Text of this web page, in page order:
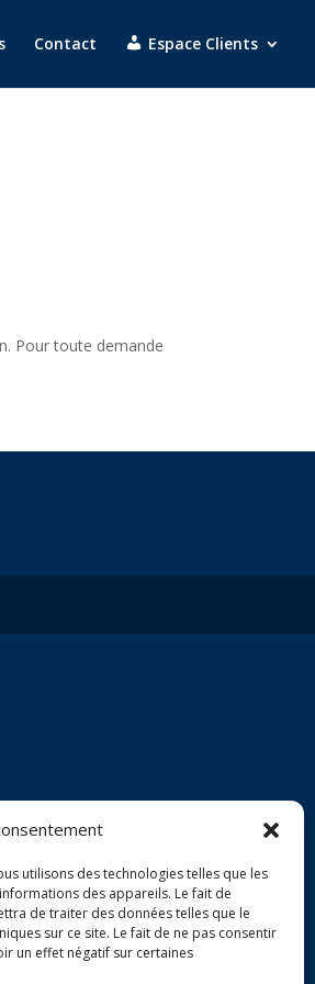
utilisons des technologies telles que les
des appareils. Le fait de
de traiter des données telles que le
sur ce site. Le fait de ne pas consentir
un effet négatif sur certaines
Contact Espace Clients
Pour toute demande